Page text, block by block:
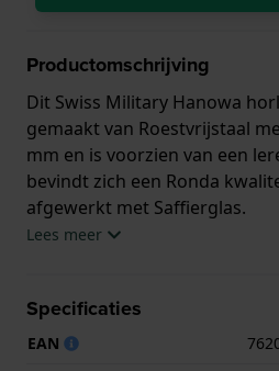
Productomschrijving
Dit Swiss Military Hanowa
gemaakt van Roestvrijstaal
mm en is voorzien van een
bevindt zich een Ronda
afgewerkt met Saffierglas.
horloge geleverd met Swiss
Lees meer
Specificaties
EAN